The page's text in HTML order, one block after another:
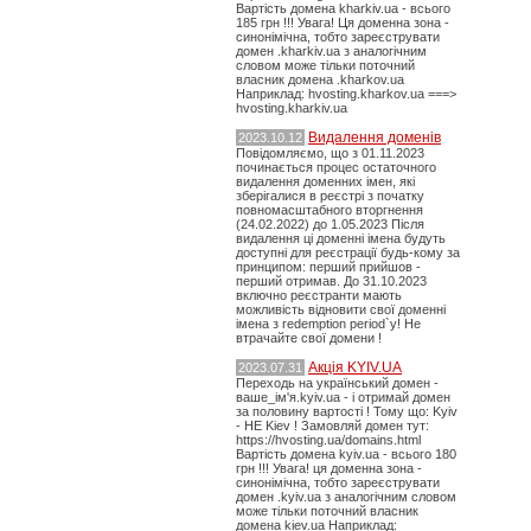
Вартість домена kharkiv.ua - всього
185 грн !!! Увага! Ця доменна зона -
синонімічна, тобто зареєструвати
домен .kharkiv.ua з аналогічним
словом може тільки поточний
власник домена .kharkov.ua
Наприклад: hvosting.kharkov.ua ===>
hvosting.kharkiv.ua
2023.10.12 Видалення доменів
Повідомляємо, що з 01.11.2023
починається процес остаточного
видалення доменних імен, які
зберігалися в реєстрі з початку
повномасштабного вторгнення
(24.02.2022) до 1.05.2023 Після
видалення ці доменні імена будуть
доступні для реєстрації будь-кому за
принципом: перший прийшов -
перший отримав. До 31.10.2023
включно реєстранти мають
можливість відновити свої доменні
імена з redemption period`у! Не
втрачайте свої домени !
2023.07.31 Акція KYIV.UA
Переходь на український домен -
ваше_ім'я.kyiv.ua - і отримай домен
за половину вартості ! Тому що: Kyiv
- НЕ Kiev ! Замовляй домен тут:
https://hvosting.ua/domains.html
Вартість домена kyiv.ua - всього 180
грн !!! Увага! ця доменна зона -
синонімічна, тобто зареєструвати
домен .kyiv.ua з аналогічним словом
може тільки поточний власник
домена kiev.ua Наприклад: